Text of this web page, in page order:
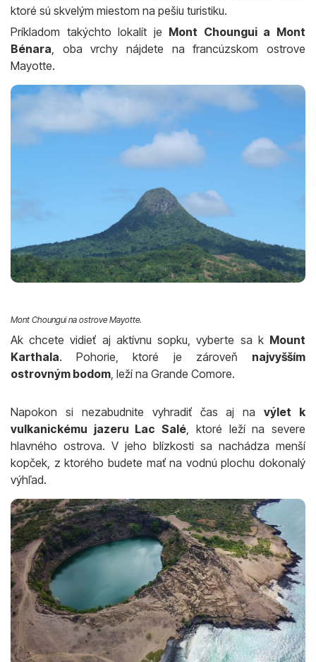
ktoré sú skvelým miestom na pešiu turistiku.
Príkladom takýchto lokalít je Mont Choungui a Mont
Bénara, oba vrchy nájdete na francúzskom ostrove
Mayotte.
Mont Choungui na ostrove Mayotte.
Ak chcete vidieť aj aktívnu sopku, vyberte sa k Mount
Karthala. Pohorie, ktoré je zároveň najvyšším
ostrovným bodom, leží na Grande Comore.
Napokon si nezabudnite vyhradiť čas aj navýlet k
vulkanickému jazeru Lac Salé, ktoré leží na severe
hlavného ostrova. V jeho blízkosti sa nachádza menší
kopček, z ktorého budete mať na vodnú plochu dokonalý
výhľad.